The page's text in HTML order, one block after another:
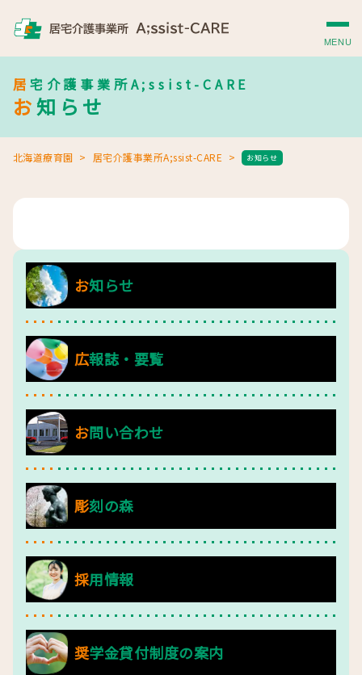
MENU
居宅介護事業所A;ssist-CARE
お知らせ
北海道療育園 居宅介護事業所A;ssist-CARE お知らせ
お知らせ
広報誌・要覧
お問い合わせ
彫刻の森
採用情報
奨学金貸付制度の案内